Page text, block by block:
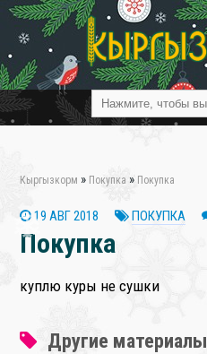
Кыргызкорм » Покупка » Покупка
19 АВГ 2018 ПОКУПКА
Покупка
куплю куры не сушки
Другие материалы
❄